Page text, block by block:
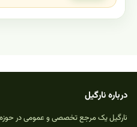
درباره نارگیل
نارگیل یک مرجع تخصصی و عمومی در حوزه